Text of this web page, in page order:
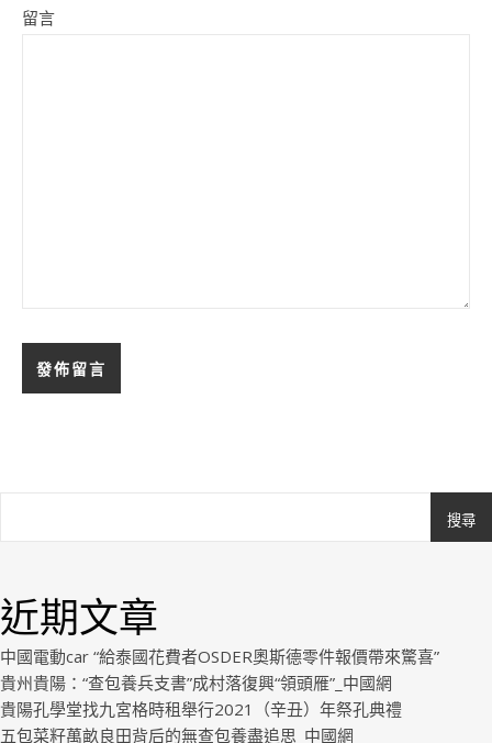
留言
搜尋
近期文章
中國電動car “給泰國花費者OSDER奧斯德零件報價帶來驚喜”
貴州貴陽：“查包養兵支書”成村落復興“領頭雁”_中國網
貴陽孔學堂找九宮格時租舉行2021（辛丑）年祭孔典禮
五包菜籽萬畝良田背后的無查包養盡追思_中國網
Royal.